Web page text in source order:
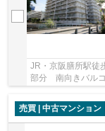
JR・京阪膳所駅
部分 南向きバル
商業施設が充実し
売買 | 中古マンション